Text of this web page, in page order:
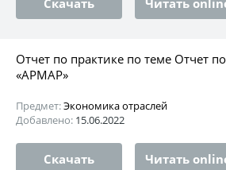
Отчет по практике по теме Отчет
«АРМАР»
Предмет:Экономика отраслей
Добавлено: 15.06.2022
Скачать Читать